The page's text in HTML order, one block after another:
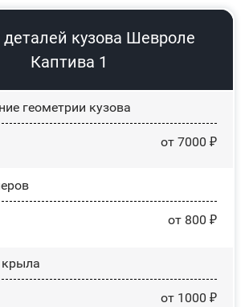
кузова Шевроле
Каптива 1
геометрии кузова
от 7000 ₽
от 800 ₽
от 1000 ₽